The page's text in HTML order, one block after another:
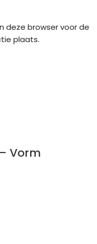
deze browser voor de
plaats.
Vorm